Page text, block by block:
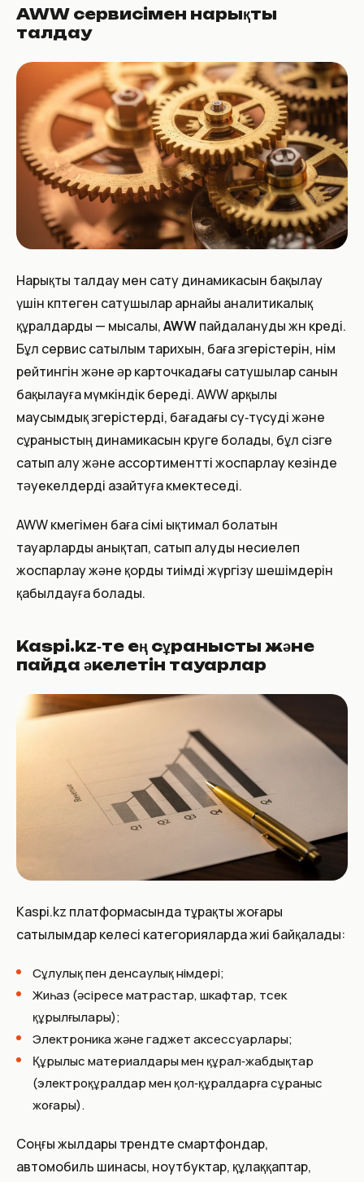
AWW сервисімен нарықты
талдау
Нарықты талдау мен сату динамикасын бақылау
үшін көптеген сатушылар арнайы аналитикалық
құралдарды — мысалы,AWWпайдалануды жөн көреді.
Бұл сервис сатылым тарихын, баға өзгерістерін, өнім
рейтингін және әр карточкадағы сатушылар санын
бақылауға мүмкіндік береді. AWW арқылы
маусымдық өзгерістерді, бағадағы өсу‑түсуді және
сұраныстың динамикасын көруге болады, бұл сізге
сатып алу және ассортиментті жоспарлау кезінде
тәуекелдерді азайтуға көмектеседі.
AWW көмегімен баға өсімі ықтимал болатын
тауарларды анықтап, сатып алуды несиелеп
жоспарлау және қорды тиімді жүргізу шешімдерін
қабылдауға болады.
Kaspi.kz‑те ең сұранысты және
пайда әкелетін тауарлар
Kaspi.kz платформасында тұрақты жоғары
сатылымдар келесі категорияларда жиі байқалады:
Сұлулық пен денсаулық өнімдері;
Жиһаз (әсіресе матрастар, шкафтар, төсек
құрылғылары);
Электроника және гаджет аксессуарлары;
Құрылыс материалдары мен құрал‑жабдықтар
(электроқұралдар мен қол‑құралдарға сұраныс
жоғары).
Соңғы жылдары трендте смартфондар,
автомобиль шинасы, ноутбуктар, құлаққаптар,